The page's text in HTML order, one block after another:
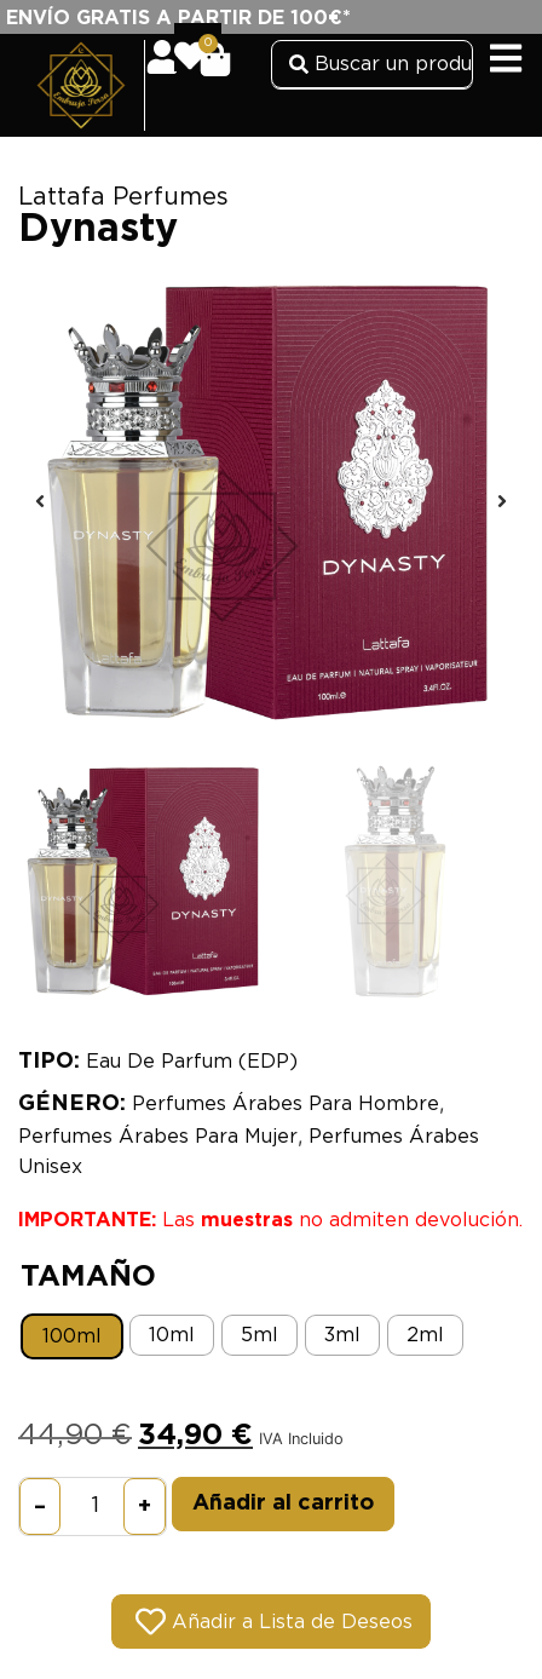
ENVÍO GRATIS A PARTIR DE 100€*
0
Lattafa Perfumes
Dynasty
TIPO: Eau De Parfum (EDP)
GÉNERO: Perfumes Árabes Para Hombre,
Perfumes Árabes Para Mujer, Perfumes Árabes
Unisex
IMPORTANTE: Las muestras no admiten devolución.
TAMAÑO
100ml 10ml 5ml 3ml 2ml
44,90€ 34,90 € IVA Incluido
– + Añadir al carrito
Añadir a Lista de Deseos